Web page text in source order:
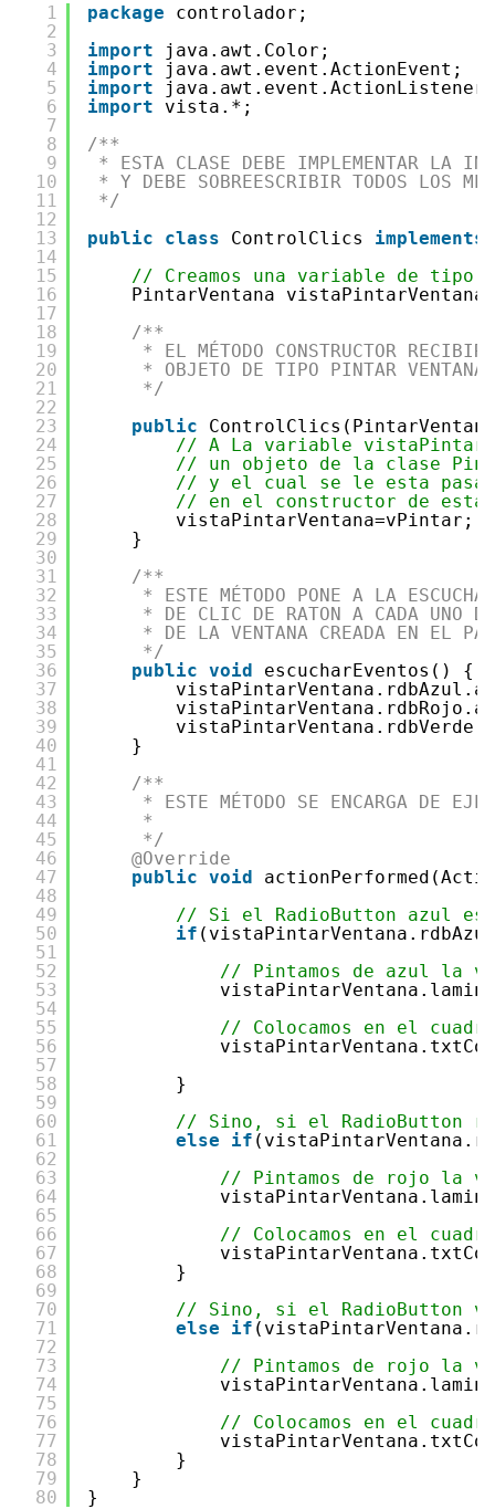
1
2
3
4
5
6
7
8
9
10
11
12
13
14
15
16
17
18
19
20
21
22
23
24
25
26
27
28
29
30
31
32
33
34
35
36
37
38
39
40
41
42
43
44
45
46
47
48
49
50
51
52
53
54
55
56
57
58
59
60
61
62
63
64
65
66
67
68
69
70
71
72
73
74
75
76
77
78
79
80
package
controlador;
import
java.awt.Color;
import
java.awt.event.ActionEvent;
import
java.awt.event.ActionListener;
import
vista.*;
/**
* ESTA CLASE DEBE IMPLEMENTAR LA
* Y DEBE SOBREESCRIBIR TODOS LOS
*/
public
class ControlClics implements
// Creamos una variable de tipo
PintarVentana vistaPintarVentana;
/**
* EL MÉTODO CONSTRUCTOR
* OBJETO DE TIPO PINTAR
*/
public
// A La variable
// un objeto de la clase
// y el cual se le esta
// en el constructor de esta
vistaPintarVentana=vPintar;
}
/**
* ESTE MÉTODO PONE A LA ESCUCHA
* DE CLIC DE RATON A CADA UNO
* DE LA VENTANA CREADA EN EL
*/
public void
escucharEventos() {
}
/**
* ESTE MÉTODO SE ENCARGA DE
*
*/
@Override
public void
// Si el RadioButton azul
if
// Pintamos de azul la
// Colocamos en el
}
// Sino, si el RadioButton
else
if
// Pintamos de rojo la
// Colocamos en el
}
// Sino, si el RadioButton
else
if
// Pintamos de rojo la
// Colocamos en el
}
}
}